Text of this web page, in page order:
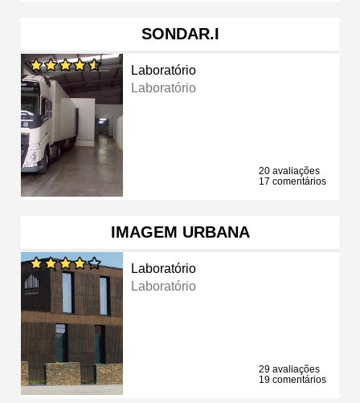
SONDAR.I
Laboratório
Laboratório
20 avaliações
17 comentários
IMAGEM URBANA
Laboratório
Laboratório
29 avaliações
19 comentários